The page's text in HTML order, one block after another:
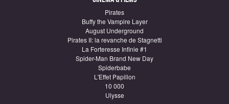
Pirates
Buffy the Vampire Layer
August Underground
Pirates II: la revanche de Stagnetti
La Forteresse Infinie #1
Spider-Man Brand New Day
Spiderbabe
L'Effet Papillon
10 000
Ulysse